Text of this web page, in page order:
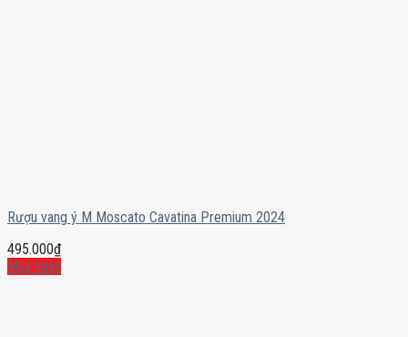
Rượu vang ý M Moscato Cavatina Premium 2024
495.000₫
Mua ngay